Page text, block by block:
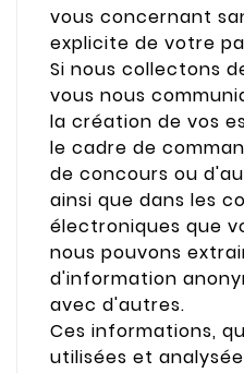
vous concernant
explicite de votre
Si nous collectons
vous nous
la création de vos
le cadre de
de concours ou
ainsi que dans les
électroniques que
nous pouvons
d'information
avec d'autres.
Ces informations,
utilisées et